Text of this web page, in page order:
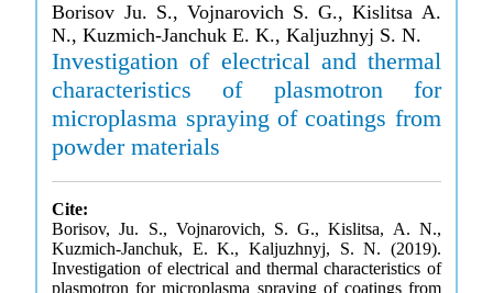
Borisov Ju. S., Vojnarovich S. G., Kislitsa A.
N., Kuzmich-Janchuk E. K., Kaljuzhnyj S. N.
Investigation of electrical and thermal
characteristics of plasmotron for
microplasma spraying of coatings from
powder materials
Cite:
Borisov, Ju. S., Vojnarovich, S. G., Kislitsa, A. N.,
Kuzmich-Janchuk, E. K., Kaljuzhnyj, S. N. (2019).
Investigation of electrical and thermal characteristics of
plasmotron for microplasma spraying of coatings from